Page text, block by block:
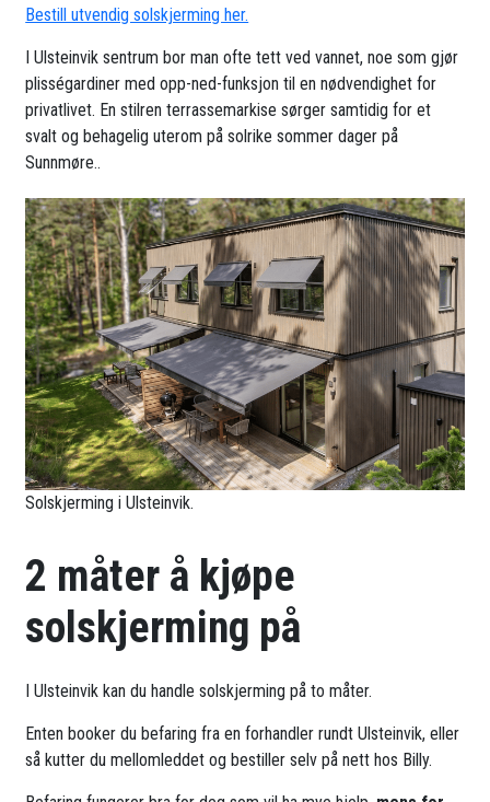
Bestill utvendig solskjerming her.
I Ulsteinvik sentrum bor man ofte tett ved vannet, noe som gjør
plisségardiner med opp-ned-funksjon til en nødvendighet for
privatlivet. En stilren terrassemarkise sørger samtidig for et
svalt og behagelig uterom på solrike sommer dager på
Sunnmøre..
Solskjerming i Ulsteinvik.
2 måter å kjøpe
solskjerming på
I Ulsteinvik kan du handle solskjerming på to måter.
Enten booker du befaring fra en forhandler rundt Ulsteinvik, eller
så kutter du mellomleddet og bestiller selv på nett hos Billy.